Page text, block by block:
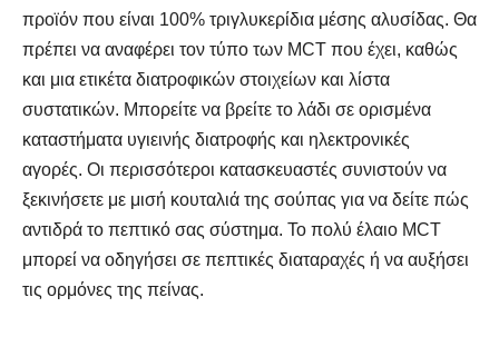
προϊόν που είναι 100% τριγλυκερίδια μέσης αλυσίδας. Θα
πρέπει να αναφέρει τον τύπο των MCT που έχει, καθώς
και μια ετικέτα διατροφικών στοιχείων και λίστα
συστατικών. Μπορείτε να βρείτε το λάδι σε ορισμένα
καταστήματα υγιεινής διατροφής και ηλεκτρονικές
αγορές. Οι περισσότεροι κατασκευαστές συνιστούν να
ξεκινήσετε με μισή κουταλιά της σούπας για να δείτε πώς
αντιδρά το πεπτικό σας σύστημα. Το πολύ έλαιο MCT
μπορεί να οδηγήσει σε πεπτικές διαταραχές ή να αυξήσει
τις ορμόνες της πείνας.